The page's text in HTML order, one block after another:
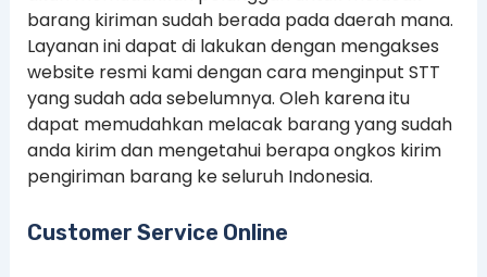
barang kiriman sudah berada pada daerah mana.
Layanan ini dapat di lakukan dengan mengakses
website resmi kami dengan cara menginput STT
yang sudah ada sebelumnya. Oleh karena itu
dapat memudahkan melacak barang yang sudah
anda kirim dan mengetahui berapa ongkos kirim
pengiriman barang ke seluruh Indonesia.
Customer Service Online